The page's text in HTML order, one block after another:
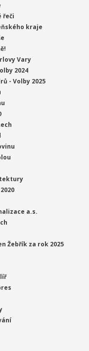
řeči
kraje
Vary
2024
- Volby 2025
a.s.
Žebřík za rok 2025